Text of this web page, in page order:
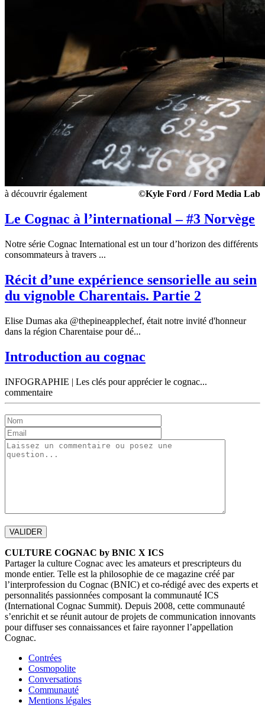
©Kyle Ford / Ford Media Lab
à découvrir également
Le Cognac à l’international – #3 Norvège
Notre série Cognac International est un tour d’horizon des différents
consommateurs à travers ...
Récit d’une expérience sensorielle au sein
du vignoble Charentais. Partie 2
Elise Dumas aka @thepineapplechef, était notre invité d'honneur
dans la région Charentaise pour dé...
Introduction au cognac
INFOGRAPHIE | Les clés pour apprécier le cognac...
commentaire
CULTURE COGNAC by BNIC X ICS
Partager la culture Cognac avec les amateurs et prescripteurs du
monde entier. Telle est la philosophie de ce magazine créé par
l’interprofession du Cognac (BNIC) et co-rédigé avec des experts et
personnalités passionnées composant la communauté ICS
(International Cognac Summit). Depuis 2008, cette communauté
s’enrichit et se réunit autour de projets de communication innovants
pour diffuser ses connaissances et faire rayonner l’appellation
Cognac.
Contrées
Cosmopolite
Conversations
Communauté
Mentions légales